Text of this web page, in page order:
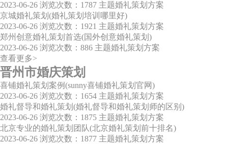
2023-06-26 浏览次数：1787 主题婚礼策划方案
京城婚礼策划(婚礼策划培训哪里好)
2023-06-26 浏览次数：1921 主题婚礼策划方案
郑州创意婚礼策划首选(国外创意婚礼策划)
2023-06-26 浏览次数：886 主题婚礼策划方案
查看更多>
晋州市婚庆策划
喜铺婚礼策划案例(sunny喜铺婚礼策划官网)
2023-06-26 浏览次数：1654 主题婚礼策划方案
婚礼督导和婚礼策划(婚礼督导和婚礼策划师的区别)
2023-06-26 浏览次数：1875 主题婚礼策划方案
北京专业的婚礼策划团队(北京婚礼策划前十排名)
2023-06-26 浏览次数：1877 主题婚礼策划方案